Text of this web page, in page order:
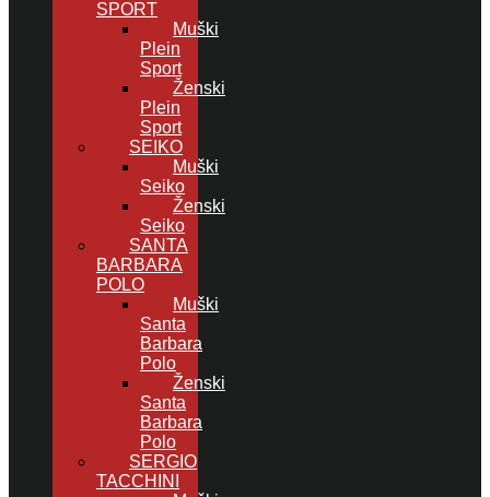
SPORT
Muški
Plein
Sport
Ženski
Plein
Sport
SEIKO
Muški
Seiko
Ženski
Seiko
SANTA
BARBARA
POLO
Muški
Santa
Barbara
Polo
Ženski
Santa
Barbara
Polo
SERGIO
TACCHINI